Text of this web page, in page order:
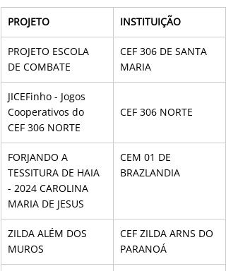
PROJETO INSTITUIÇÃO
PROJETO ESCOLA
DE COMBATE
CEF 306 DE SANTA
MARIA
JICEFinho - Jogos
Cooperativos do
CEF 306 NORTE
CEF 306 NORTE
FORJANDO A
TESSITURA DE HAIA
- 2024 CAROLINA
MARIA DE JESUS
CEM 01 DE
BRAZLANDIA
ZILDA ALÉM DOS
MUROS
CEF ZILDA ARNS DO
PARANOÁ